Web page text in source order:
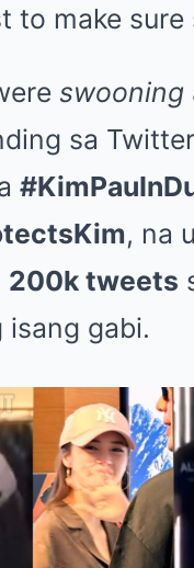
to make sure
swooning
sa
, na
200k tweets
isang gabi.